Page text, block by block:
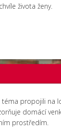
života ženy.
propojili
domácí
prostředím.